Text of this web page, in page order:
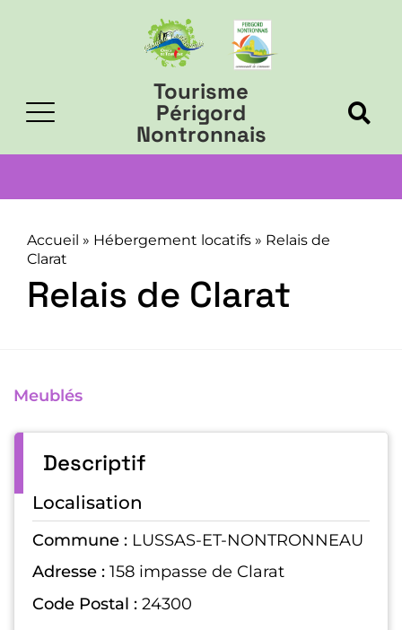
Tourisme
Périgord
Nontronnais
Accueil » Hébergement locatifs » Relais de
Clarat
Relais de Clarat
Meublés
Descriptif
Localisation
Commune : LUSSAS-ET-NONTRONNEAU
Adresse : 158 impasse de Clarat
Code Postal : 24300